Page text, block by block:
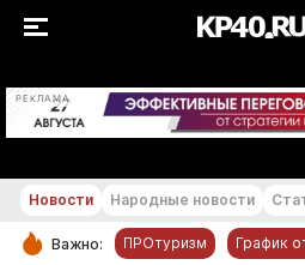
РЕКЛАМА
Новости Народные новости
Важно: ПРОтуризм График